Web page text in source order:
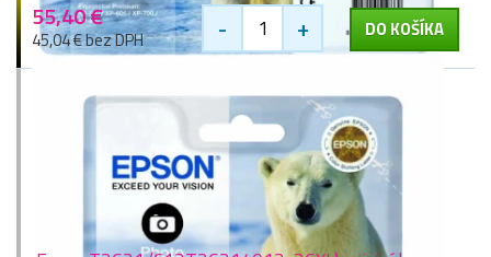
55,40 €
45,04 € bez DPH - + DO KOŠÍKA